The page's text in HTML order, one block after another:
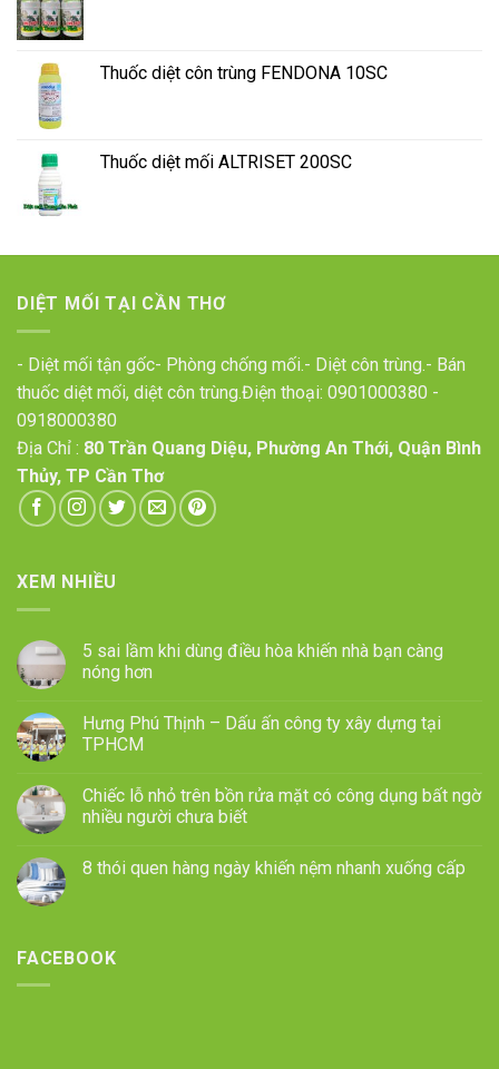
Thuốc diệt côn trùng FENDONA 10SC
Thuốc diệt mối ALTRISET 200SC
DIỆT MỐI TẠI CẦN THƠ
- Diệt mối tận gốc- Phòng chống mối.- Diệt côn trùng.- Bán
thuốc diệt mối, diệt côn trùng.Điện thoại: 0901000380 -
0918000380
Địa Chỉ : 80 Trần Quang Diệu, Phường An Thới, Quận Bình
Thủy, TP Cần Thơ
XEM NHIỀU
5 sai lầm khi dùng điều hòa khiến nhà bạn càng
nóng hơn
Hưng Phú Thịnh – Dấu ấn công ty xây dựng tại
TPHCM
Chiếc lỗ nhỏ trên bồn rửa mặt có công dụng bất ngờ
nhiều người chưa biết
8 thói quen hàng ngày khiến nệm nhanh xuống cấp
FACEBOOK